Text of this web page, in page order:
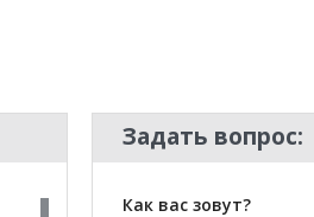
Задать вопрос:
Как вас зовут?